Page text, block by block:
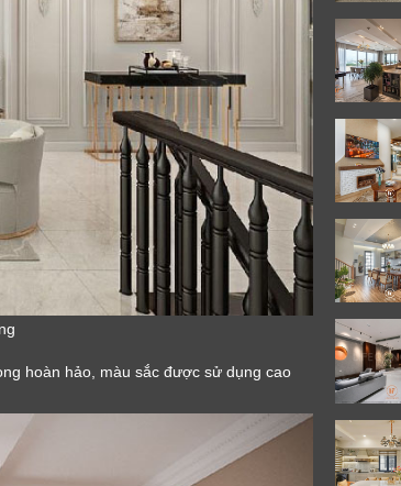
hoàn hảo, màu sắc được sử dụng cao
tin.
sớm nhất